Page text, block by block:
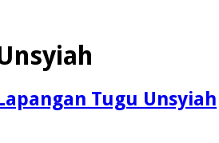
Tugu Unsyiah